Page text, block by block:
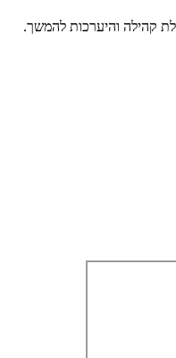
קהילה והיערכות להמשך.